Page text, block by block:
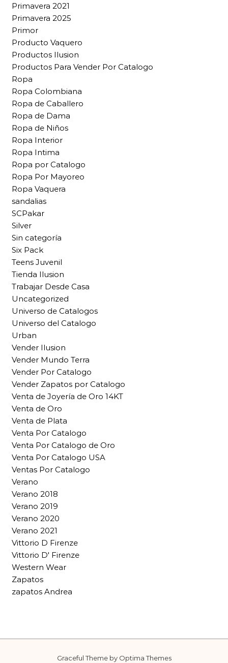
Primavera 2021
Primavera 2025
Primor
Producto Vaquero
Productos Ilusion
Productos Para Vender Por Catalogo
Ropa
Ropa Colombiana
Ropa de Caballero
Ropa de Dama
Ropa de Niños
Ropa Interior
Ropa Intima
Ropa por Catalogo
Ropa Por Mayoreo
Ropa Vaquera
sandalias
SCPakar
Silver
Sin categoría
Six Pack
Teens Juvenil
Tienda Ilusion
Trabajar Desde Casa
Uncategorized
Universo de Catalogos
Universo del Catalogo
Urban
Vender Ilusion
Vender Mundo Terra
Vender Por Catalogo
Vender Zapatos por Catalogo
Venta de Joyería de Oro 14KT
Venta de Oro
Venta de Plata
Venta Por Catalogo
Venta Por Catalogo de Oro
Venta Por Catalogo USA
Ventas Por Catalogo
Verano
Verano 2018
Verano 2019
Verano 2020
Verano 2021
Vittorio D Firenze
Vittorio D' Firenze
Western Wear
Zapatos
zapatos Andrea
Graceful Theme by Optima Themes